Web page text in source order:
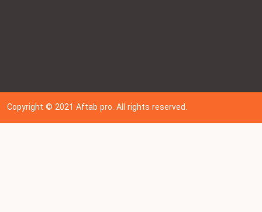
Copyright © 202 1Aftab pro. All rights reserved.